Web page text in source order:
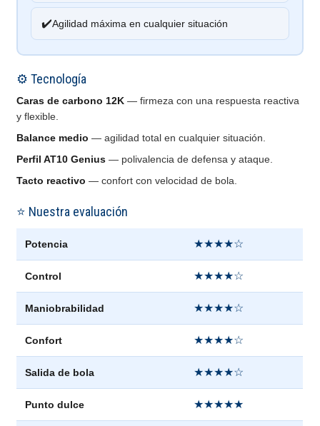
✔️Agilidad máxima en cualquier situación
⚙️ Tecnología
Caras de carbono 12K — firmeza con una respuesta reactiva
y flexible.
Balance medio — agilidad total en cualquier situación.
Perfil AT10 Genius — polivalencia de defensa y ataque.
Tacto reactivo — confort con velocidad de bola.
⭐ Nuestra evaluación
Potencia ★★★★☆
Control ★★★★☆
Maniobrabilidad ★★★★☆
Confort ★★★★☆
Salida de bola ★★★★☆
Punto dulce ★★★★★